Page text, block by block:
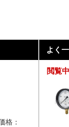
格：
よく
閲覧